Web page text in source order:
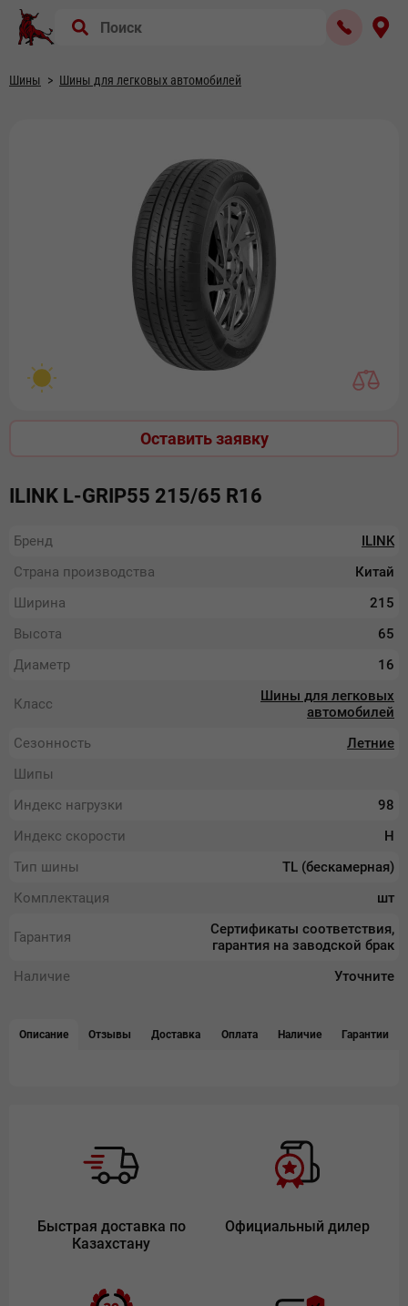
Шины Шины для легковых автомобилей
Оставить заявку
ILINK L-GRIP55 215/65 R16
Бренд
ILINK
Страна производства
Китай
Ширина
215
Высота
65
Диаметр
16
Класс
Шины для легковых
автомобилей
Сезонность
Летние
Шипы
Индекс нагрузки
98
Индекс скорости
H
Тип шины
TL (бескамерная)
Комплектация
шт
Гарантия
Сертификаты соответствия,
гарантия на заводской брак
Наличие
Уточните
Описание Отзывы Доставка Оплата Наличие Гарантии
Быстрая доставка по
Казахстану
Официальный дилер